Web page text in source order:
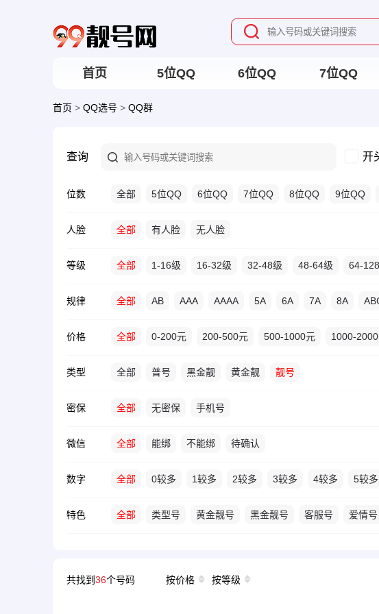
首页 5位QQ 6位QQ 7位QQ
首页 > QQ选号 > QQ群
查询 开
位数 全部 5位QQ 6位QQ 7位QQ 8位QQ 9位QQ
人脸 全部 有人脸 无人脸
等级 全部 1-16级 16-32级 32-48级 48-64级 64-
规律 全部 AB AAA AAAA 5A 6A 7A 8A
价格 全部 0-200元 200-500元 500-1000元 1000-
类型 全部 普号 黑金靓 黄金靓 靓号
密保 全部 无密保 手机号
微信 全部 能绑 不能绑 待确认
数字 全部 0较多 1较多 2较多 3较多 4较多 5较多
特色 全部 类型号 黄金靓号 黑金靓号 客服号 爱情号
共找到 36个号码 按价格 按等级